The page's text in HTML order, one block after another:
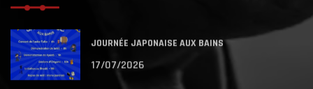
JOURNÉE JAPONAISE AUX BAINS
17/07/2026